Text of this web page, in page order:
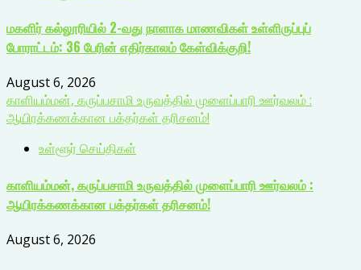
மகளிர் கல்லூரியில் 2-வது நாளாக மாணவிகள் உள்ளிருப்புப்
போராட்டம்: 36 பேரின் எதிர்காலம் கேள்விக்குறி!
August 6, 2026
காளியம்மன், கருப்பசாமி உருவத்தில் முளைப்பாரி ஊர்வலம் :
ஆயிரக்கணக்கான பக்தர்கள் தரிசனம்!
உள்ளூர் செய்திகள்
காளியம்மன், கருப்பசாமி உருவத்தில் முளைப்பாரி ஊர்வலம் :
ஆயிரக்கணக்கான பக்தர்கள் தரிசனம்!
August 6, 2026